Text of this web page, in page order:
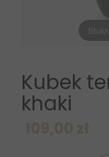
Kubek
khaki